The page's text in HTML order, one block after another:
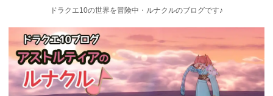
ドラクエ10の世界を冒険中・ルナクルのブログです♪